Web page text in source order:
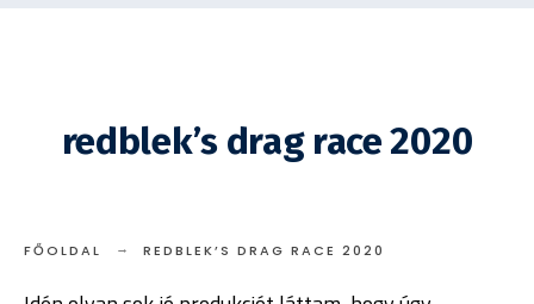
redblek’s drag race 2020
FŐOLDAL REDBLEK’S DRAG RACE 2020